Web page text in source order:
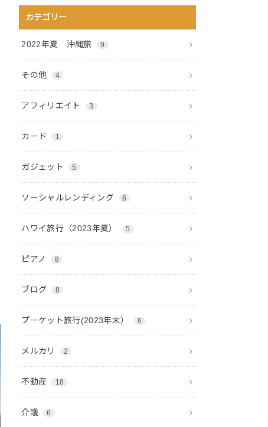
カテゴリー
2022年夏 沖縄旅 9
その他 4
アフィリエイト 3
カード 1
ガジェット 5
ソーシャルレンディング 6
ハワイ旅行（2023年夏） 5
ピアノ 8
ブログ 8
プーケット旅行(2023年末） 6
メルカリ 2
不動産 18
介護 6